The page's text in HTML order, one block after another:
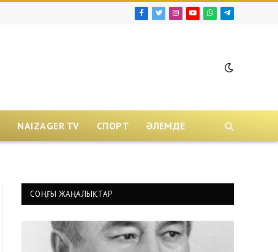
Facebook
TwitterInstagram
YouTubeWhatsAppTelegram
NAIZAGER TV СПОРТ ӘЛЕМДЕ
СОҢҒЫ ЖАҢАЛЫҚТАР